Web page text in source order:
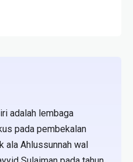
adalah lembaga
pada pembekalan
ala Ahlussunnah wal